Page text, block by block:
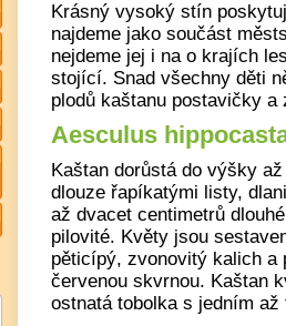
Krásný vysoký stín
najdeme jako součást
nejdeme jej i na o krajích
stojící. Snad všechny děti
plodů kaštanu postavičky a
Aesculus
Kaštan dorůstá do výšky
dlouze řapíkatými listy,
až dvacet centimetrů
pilovité. Květy jsou
pěticípý, zvonovitý kalich a
červenou skvrnou. Kaštan
ostnatá tobolka s jedním